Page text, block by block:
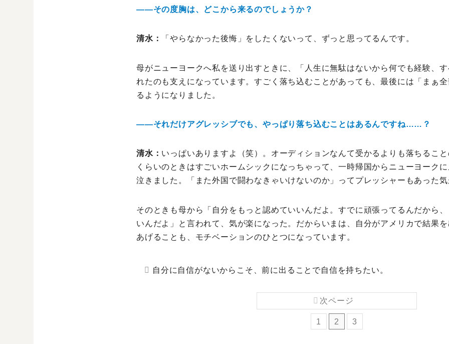
――その度胸は、どこから来るのでしょうか？
清水： 「やらなかった後悔」をしたくないって、ずっと思ってるんです。
母がニューヨークへ私を送り出すときに、「人生に無駄はないから何でも経験、
れたのも支えになっています。すごく落ち込むことがあっても、最後には「まぁ
るようになりました。
――それだけアグレッシブでも、やっぱり落ち込むことはあるんですね……？
清水： いっぱいありますよ（笑）。オーディションなんて受かるよりも落ちるこ
くらいのときはすごいホームシックになっちゃって、一時帰国からニューヨーク
泣きました。「また外国で闘わなきゃいけないのか」ってプレッシャーもあった
そのときも母から「自分をもっと認めていいんだよ。すでに頑張ってるんだから
いんだよ」と言われて、気が楽になった。だからいまは、自分がアメリカで結果
あげることも、モチベーションのひとつになっています。
自分に自信がないからこそ、前に出ることで自信を持ちたい。
1 2 3
次ページ